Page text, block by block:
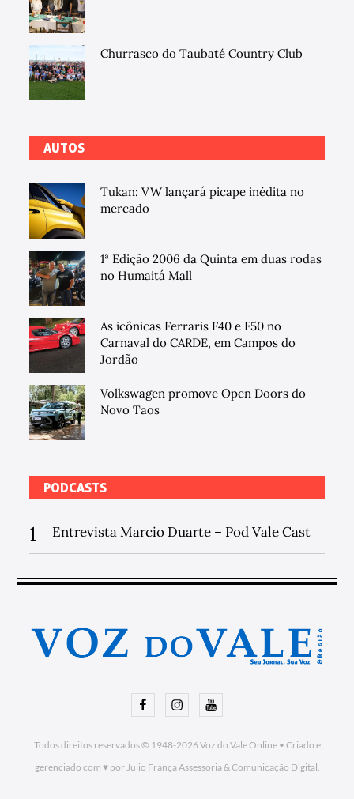
Churrasco do Taubaté Country Club
AUTOS
Tukan: VW lançará picape inédita no
mercado
1ª Edição 2006 da Quinta em duas rodas
no Humaitá Mall
As icônicas Ferraris F40 e F50 no
Carnaval do CARDE, em Campos do
Jordão
Volkswagen promove Open Doors do
Novo Taos
PODCASTS
1 Entrevista Marcio Duarte – Pod Vale Cast
FacebookInstagramYoutube
Todos direitos reservados © 1948-2026Voz do Vale Online• Criado e
gerenciado com ♥ por Julio França Assessoria& Comunicação Digital.